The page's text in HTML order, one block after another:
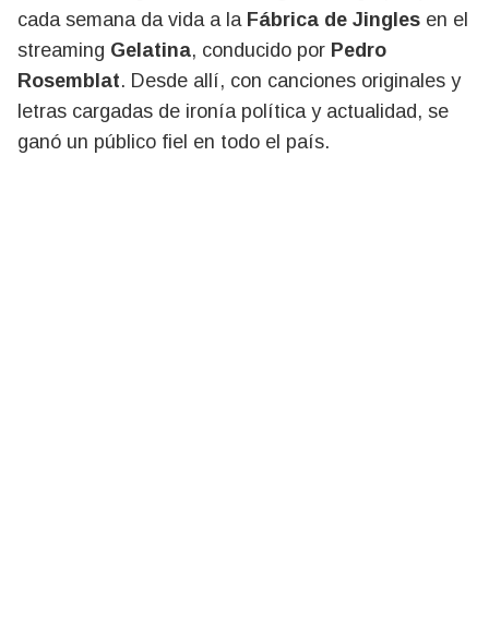
cada semana da vida a la Fábrica de Jingles en el
streaming Gelatina, conducido por Pedro
Rosemblat. Desde allí, con canciones originales y
letras cargadas de ironía política y actualidad, se
ganó un público fiel en todo el país.